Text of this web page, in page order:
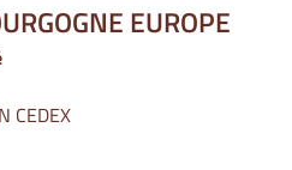
EUROPE
CEDEX